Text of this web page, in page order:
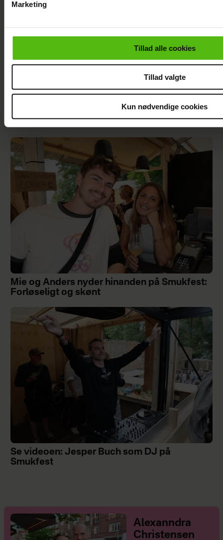
cookiepolitik.
Marketing
Tillad alle cookies
Tillad valgte
Kun nødvendige cookies
Mie og Anders nyder hinanden på Smukfest:
Forløseligt og skønt
Se videoen: Jesper Buch som DJ på
Smukfest
Alexanndra
Christensen